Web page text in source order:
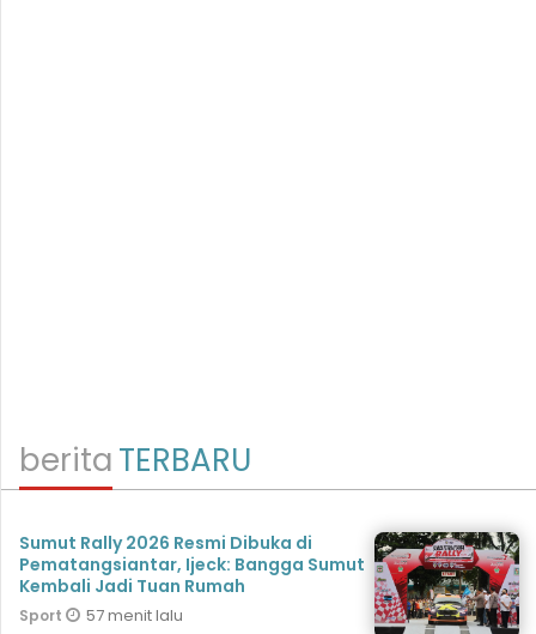
beritaTERBARU
Sumut Rally 2026 Resmi Dibuka di
Pematangsiantar, Ijeck: Bangga Sumut
Kembali Jadi Tuan Rumah
Sport 57 menit lalu